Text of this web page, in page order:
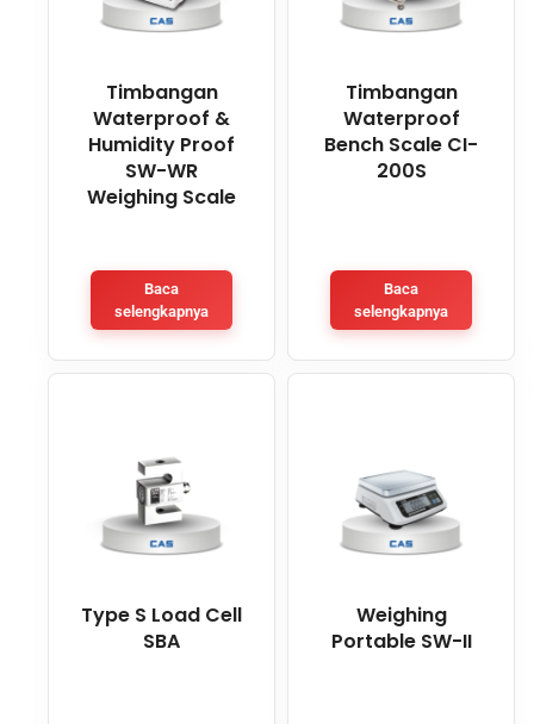
Timbangan
Waterproof &
Humidity Proof
SW-WR
Weighing Scale
Baca
selengkapnya
Timbangan
Waterproof
Bench Scale CI-
200S
Baca
selengkapnya
Type S Load Cell
SBA
Weighing
Portable SW-II